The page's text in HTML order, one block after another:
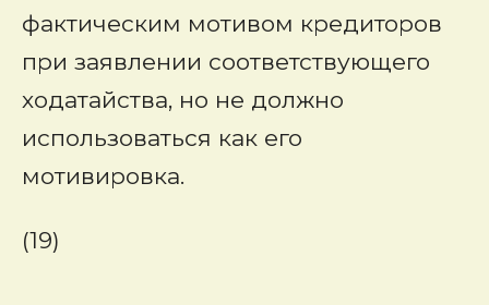
фактическим мотивом кредиторов
при заявлении соответствующего
ходатайства, но не должно
использоваться как его
мотивировка.
(19)